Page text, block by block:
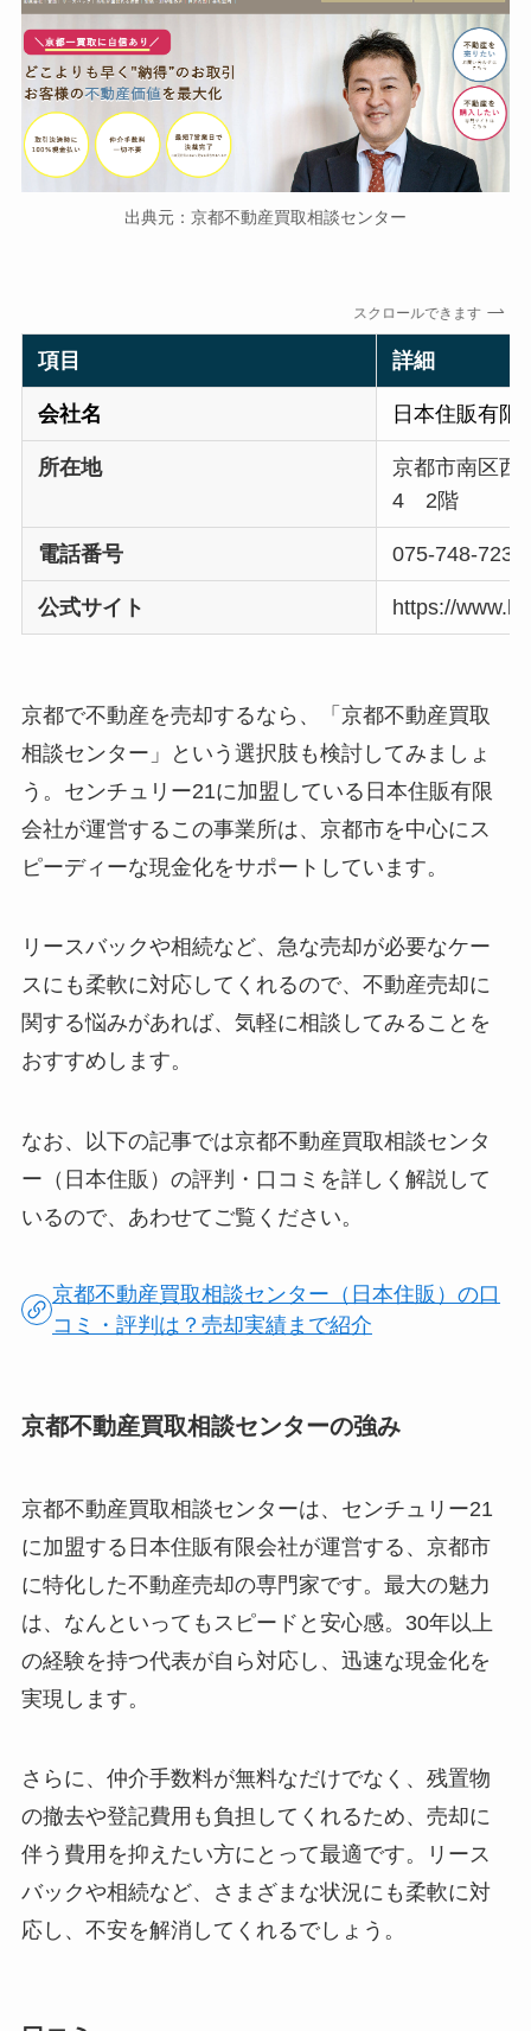
出典元：京都不動産買取相談センター
スクロールできます
項目 詳細
会社名 日本住販有限
所在地
京都市南区西
4 2階
電話番号 075-748-7236
公式サイト https://
京都で不動産を売却するなら、「京都不動産買取
相談センター」という選択肢も検討してみましょ
う。センチュリー21に加盟している日本住販有限
会社が運営するこの事業所は、京都市を中心にス
ピーディーな現金化をサポートしています。
リースバックや相続など、急な売却が必要なケー
スにも柔軟に対応してくれるので、不動産売却に
関する悩みがあれば、気軽に相談してみることを
おすすめします。
なお、以下の記事では京都不動産買取相談センタ
ー（日本住販）の評判・口コミを詳しく解説して
いるので、あわせてご覧ください。
京都不動産買取相談センター（日本住販）の口
コミ・評判は？売却実績まで紹介
京都不動産買取相談センターの強み
京都不動産買取相談センターは、センチュリー21
に加盟する日本住販有限会社が運営する、京都市
に特化した不動産売却の専門家です。最大の魅力
は、なんといってもスピードと安心感。30年以上
の経験を持つ代表が自ら対応し、迅速な現金化を
実現します。
さらに、仲介手数料が無料なだけでなく、残置物
の撤去や登記費用も負担してくれるため、売却に
伴う費用を抑えたい方にとって最適です。リース
バックや相続など、さまざまな状況にも柔軟に対
応し、不安を解消してくれるでしょう。